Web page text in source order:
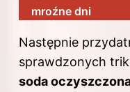
mroźne dni
Następnie
sprawdzonych
soda